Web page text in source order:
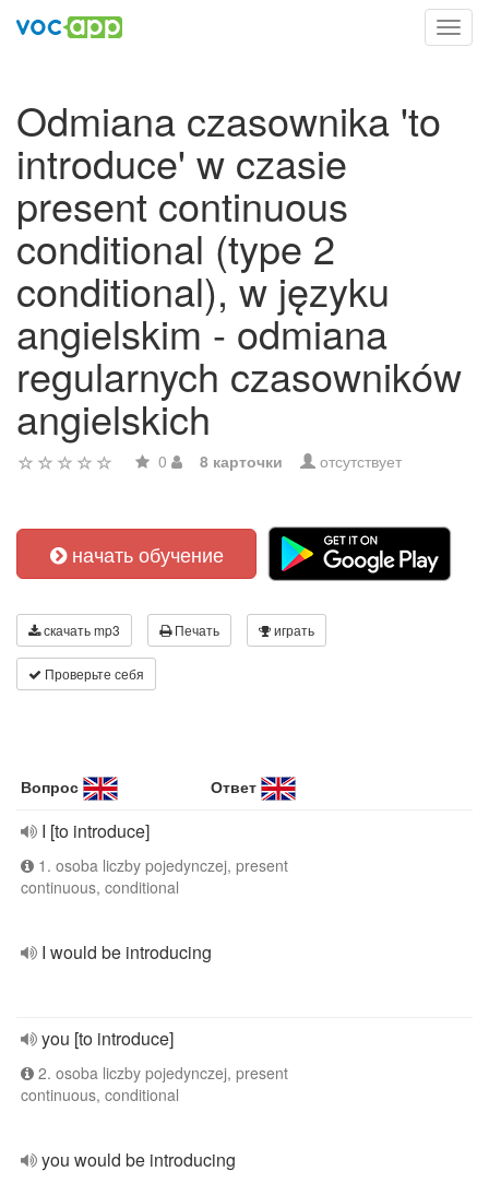
Odmiana czasownika 'to
introduce' w czasie
present continuous
conditional (type 2
conditional), w języku
angielskim - odmiana
regularnych czasowników
angielskich
0 8 карточки отсутствует
начать обучение
скачать mp3 Печать играть
Проверьте себя
Вопрос Ответ
I [to introduce]
1. osoba liczby pojedynczej, present
continuous, conditional
I would be introducing
you [to introduce]
2. osoba liczby pojedynczej, present
continuous, conditional
you would be introducing